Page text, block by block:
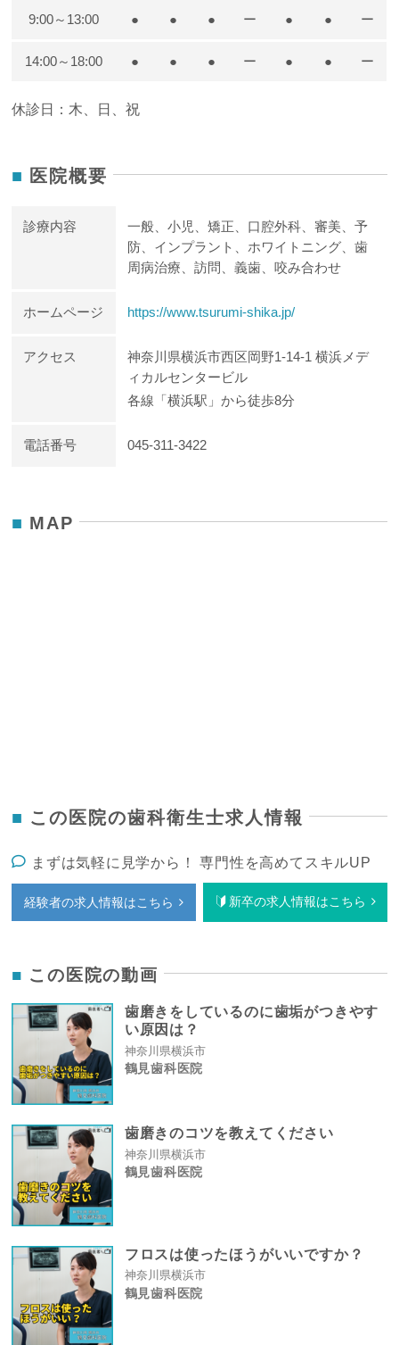
9:00～13:00 ● ● ● ー ● ● ー
14:00～18:00 ● ● ● ー ● ● ー
休診日：木、日、祝
医院概要
診療内容
一般、小児、矯正、口腔外科、審美、予
防、インプラント、ホワイトニング、歯
周病治療、訪問、義歯、咬み合わせ
ホームページ https://www.tsurumi-shika.jp/
アクセス
神奈川県横浜市西区岡野1-14-1 横浜メデ
ィカルセンタービル
各線「横浜駅」から徒歩8分
電話番号 045-311-3422
MAP
この医院の歯科衛生士求人情報
まずは気軽に見学から！ 専門性を高めてスキルUP
経験者の求人情報はこちら 新卒の求人情報はこちら
この医院の動画
歯磨きをしているのに歯垢がつきやす
い原因は？
神奈川県横浜市
鶴見歯科医院
歯磨きのコツを教えてください
神奈川県横浜市
鶴見歯科医院
フロスは使ったほうがいいですか？
神奈川県横浜市
鶴見歯科医院